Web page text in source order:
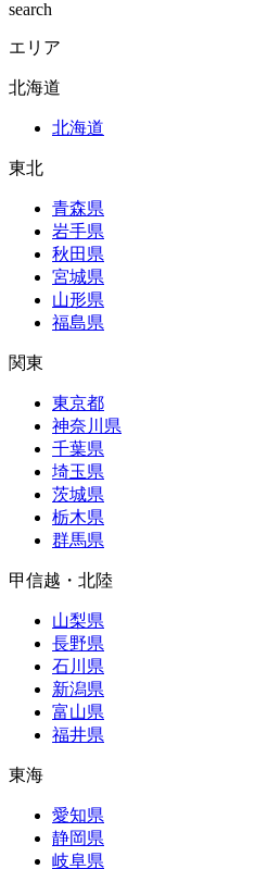
search
エリア
北海道
北海道
東北
青森県
岩手県
秋田県
宮城県
山形県
福島県
関東
東京都
神奈川県
千葉県
埼玉県
茨城県
栃木県
群馬県
甲信越・北陸
山梨県
長野県
石川県
新潟県
富山県
福井県
東海
愛知県
静岡県
岐阜県